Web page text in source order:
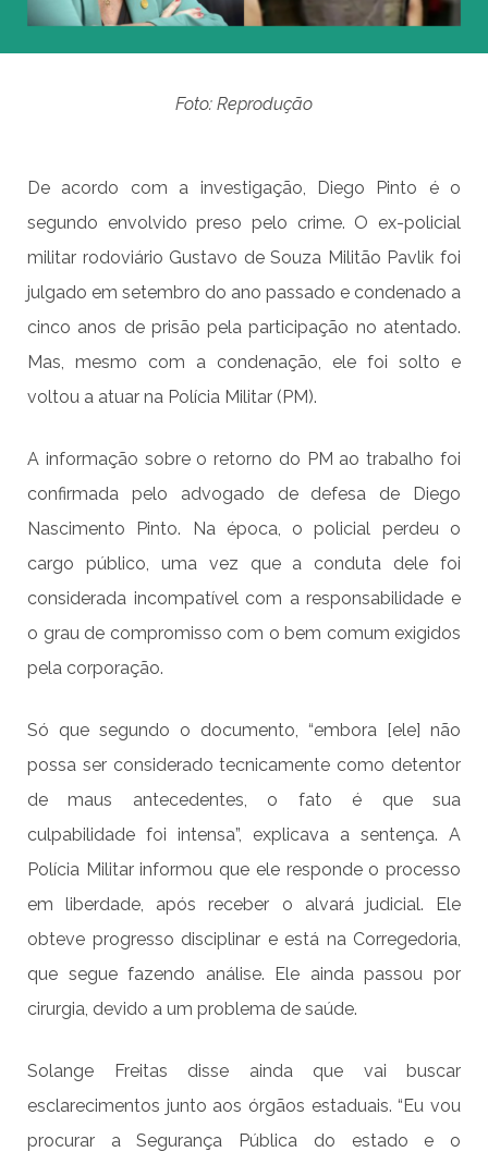
Foto: Reprodução
De acordo com a investigação, Diego Pinto é o
segundo envolvido preso pelo crime. O ex-policial
militar rodoviário Gustavo de Souza Militão Pavlik foi
julgado em setembro do ano passado e condenado a
cinco anos de prisão pela participação no atentado.
Mas, mesmo com a condenação, ele foi solto e
voltou a atuar na Polícia Militar (PM).
A informação sobre o retorno do PM ao trabalho foi
confirmada pelo advogado de defesa de Diego
Nascimento Pinto. Na época, o policial perdeu o
cargo público, uma vez que a conduta dele foi
considerada incompatível com a responsabilidade e
o grau de compromisso com o bem comum exigidos
pela corporação.
Só que segundo o documento, “embora [ele] não
possa ser considerado tecnicamente como detentor
de maus antecedentes, o fato é que sua
culpabilidade foi intensa”, explicava a sentença. A
Polícia Militar informou que ele responde o processo
em liberdade, após receber o alvará judicial. Ele
obteve progresso disciplinar e está na Corregedoria,
que segue fazendo análise. Ele ainda passou por
cirurgia, devido a um problema de saúde.
Solange Freitas disse ainda que vai buscar
esclarecimentos junto aos órgãos estaduais. “Eu vou
procurar a Segurança Pública do estado e o